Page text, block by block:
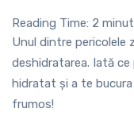
Reading Time: 2
Unul dintre pericolele
deshidratarea. Iată
hidratat și a te
frumos!